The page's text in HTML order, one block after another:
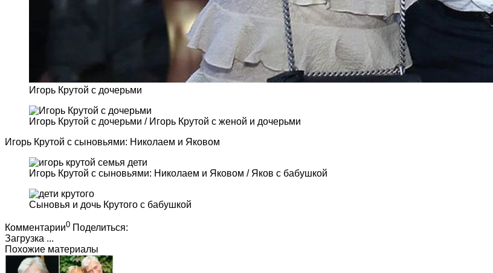
Игорь Крутой с дочерьми
Игорь Крутой с дочерьми / Игорь Крутой с женой и дочерьми
Игорь Крутой с сыновьями: Николаем и Яковом
Игорь Крутой с сыновьями: Николаем и Яковом / Яков с бабушкой
Сыновья и дочь Крутого с бабушкой
Комментарии0 Поделиться:
Загрузка ...
Похожие материалы